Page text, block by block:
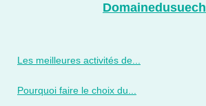
Domainedusuech
Les meilleures activités de...
Pourquoi faire le choix du...